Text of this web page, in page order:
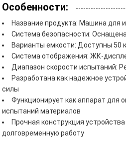
Особенности:
Название продукта: Машина для
Система безопасности:
Варианты емкости: Доступны 50
Система отображения: ЖК-
Диапазон скорости испытаний:
Разработана как надежное
силы
Функционирует как аппарат для
испытаний материалов
Прочная конструкция
долговременную работу